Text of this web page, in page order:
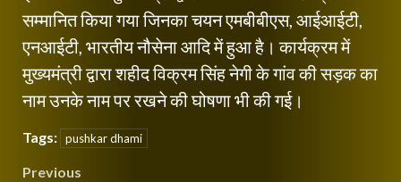
सम्मानित किया गया जिनका चयन एमबीबीएस, आईआईटी,
एनआईटी, भारतीय नौसेना आदि में हुआ है। कार्यक्रम में
मुख्यमंत्री द्वारा शहीद विक्रम सिंह नेगी के गांव की सड़क का
नाम उनके नाम पर रखने की घोषणा भी की गई।
Tags: pushkar dhami
Previous